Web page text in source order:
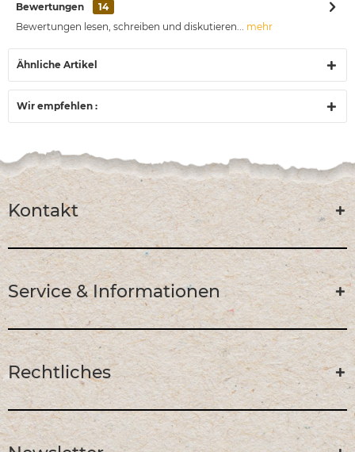
Bewertungen
14
Bewertungen lesen, schreiben und diskutieren... mehr
Ähnliche Artikel
Wir empfehlen :
Kontakt
Service & Informationen
Rechtliches